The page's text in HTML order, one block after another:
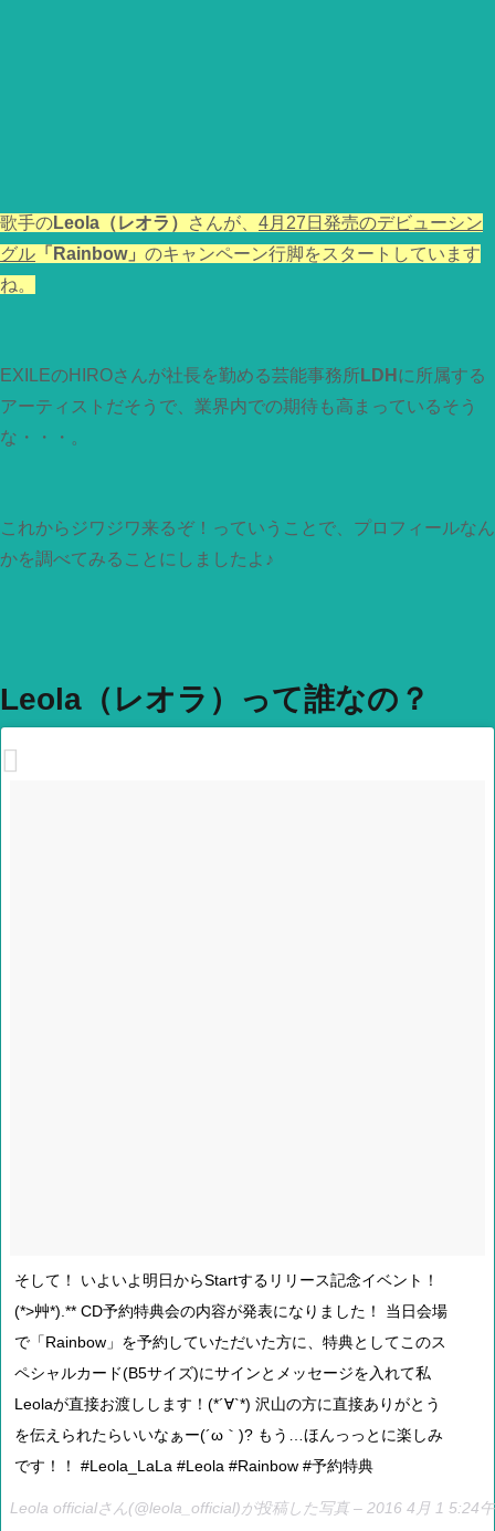
歌手のLeola（レオラ） さんが、 4月27日発売のデビューシン
グル 「Rainbow」 のキャンペーン行脚をスタートしています
ね。
EXILEのHIROさんが社長を勤める芸能事務所LDH に所属する
アーティストだそうで、業界内での期待も高まっているそう
な・・・。
これからジワジワ来るぞ！っていうことで、プロフィールなん
かを調べてみることにしましたよ♪
Leola（レオラ）って誰なの？
そして！ いよいよ明日からStartするリリース記念イベント！
(*>艸*).** CD予約特典会の内容が発表になりました！ 当日会場
で「Rainbow」を予約していただいた方に、特典としてこのス
ペシャルカード(B5サイズ)にサインとメッセージを入れて私
Leolaが直接お渡しします！(*´∀`*) 沢山の方に直接ありがとう
を伝えられたらいいなぁー(´ω｀)? もう…ほんっっとに楽しみ
です！！ #Leola_LaLa #Leola #Rainbow #予約特典
Leola officialさん(@leola_official)が投稿した写真 – 2016 4月 1 5:24